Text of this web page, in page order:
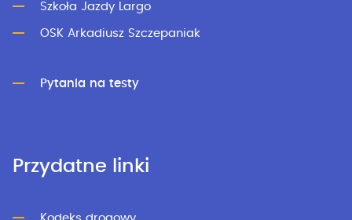
Szkoła Jazdy Largo
OSK Arkadiusz Szczepaniak
Pytania na testy
Przydatne linki